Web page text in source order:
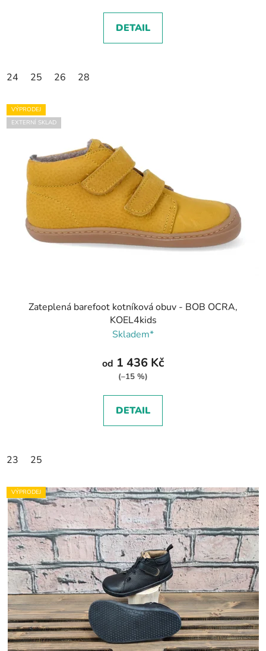
DETAIL
24 25 26 28
VÝPRODEJ
EXTERNÍ SKLAD
Zateplená barefoot kotníková obuv - BOB OCRA,
KOEL4kids
Skladem*
od 1 436 Kč
(–15 %)
DETAIL
23 25
VÝPRODEJ